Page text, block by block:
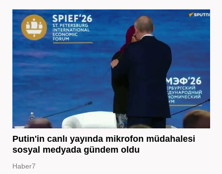
Putin'in canlı yayında mikrofon müdahalesi
sosyal medyada gündem oldu
Haber7